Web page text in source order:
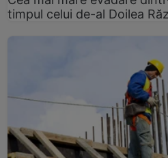
timpul celui de-al Doilea